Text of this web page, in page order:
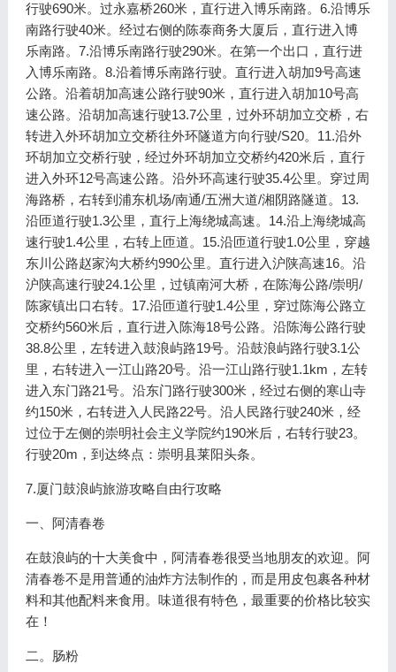
行驶690米。过永嘉桥260米，直行进入博乐南路。6.沿博乐
南路行驶40米。经过右侧的陈泰商务大厦后，直行进入博
乐南路。7.沿博乐南路行驶290米。在第一个出口，直行进
入博乐南路。8.沿着博乐南路行驶。直行进入胡加9号高速
公路。沿着胡加高速公路行驶90米，直行进入胡加10号高
速公路。沿胡加高速行驶13.7公里，过外环胡加立交桥，右
转进入外环胡加立交桥往外环隧道方向行驶/S20。11.沿外
环胡加立交桥行驶，经过外环胡加立交桥约420米后，直行
进入外环12号高速公路。沿外环高速行驶35.4公里。穿过周
海路桥，右转到浦东机场/南通/五洲大道/湘阴路隧道。13.
沿匝道行驶1.3公里，直行上海绕城高速。14.沿上海绕城高
速行驶1.4公里，右转上匝道。15.沿匝道行驶1.0公里，穿越
东川公路赵家沟大桥约990公里。直行进入沪陕高速16。沿
沪陕高速行驶24.1公里，过镇南河大桥，在陈海公路/崇明/
陈家镇出口右转。17.沿匝道行驶1.4公里，穿过陈海公路立
交桥约560米后，直行进入陈海18号公路。沿陈海公路行驶
38.8公里，左转进入鼓浪屿路19号。沿鼓浪屿路行驶3.1公
里，右转进入一江山路20号。沿一江山路行驶1.1km，左转
进入东门路21号。沿东门路行驶300米，经过右侧的寒山寺
约150米，右转进入人民路22号。沿人民路行驶240米，经
过位于左侧的崇明社会主义学院约190米后，右转行驶23。
行驶20m，到达终点：崇明县莱阳头条。
7.厦门鼓浪屿旅游攻略自由行攻略
一、阿清春卷
在鼓浪屿的十大美食中，阿清春卷很受当地朋友的欢迎。阿
清春卷不是用普通的油炸方法制作的，而是用皮包裹各种材
料和其他配料来食用。味道很有特色，最重要的价格比较实
在！
二。肠粉